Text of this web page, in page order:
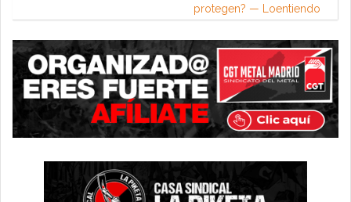
protegen? — Loentiendo